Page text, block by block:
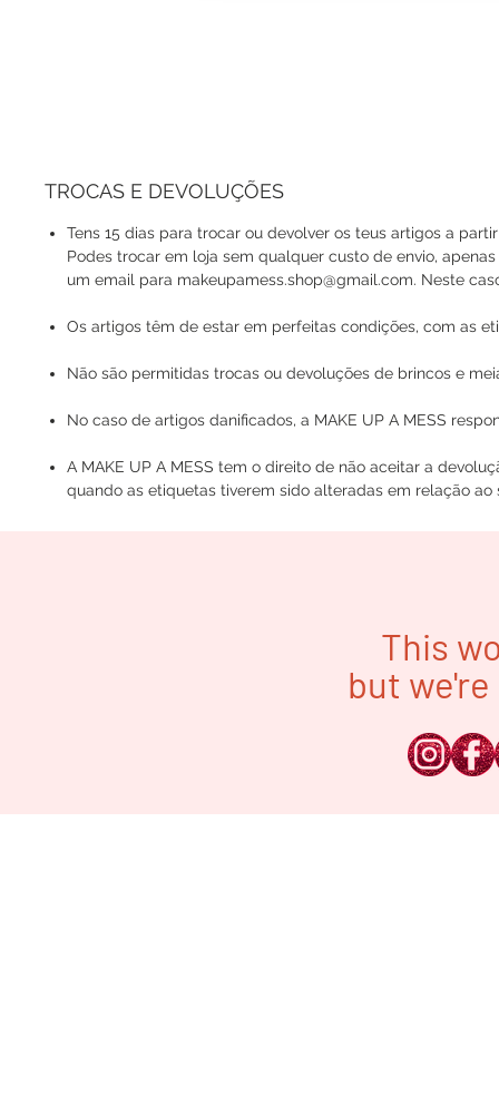
TROCAS E DEVOLUÇÕES
Tens 15 dias para trocar ou devolver os teus artigos a
Podes trocar em loja sem qualquer custo de envio,
um email para makeupamess.shop@gmail.com. Neste
Os artigos têm de estar em perfeitas condições, com as
Não são permitidas trocas ou devoluções de brincos e
No caso de artigos danificados, a MAKE UP A MESS
A MAKE UP A MESS tem o direito de não aceitar a
quando as etiquetas tiverem sido alteradas em relação
This
but